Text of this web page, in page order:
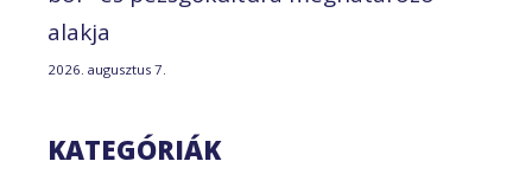
alakja
2026. augusztus 7.
KATEGÓRIÁK